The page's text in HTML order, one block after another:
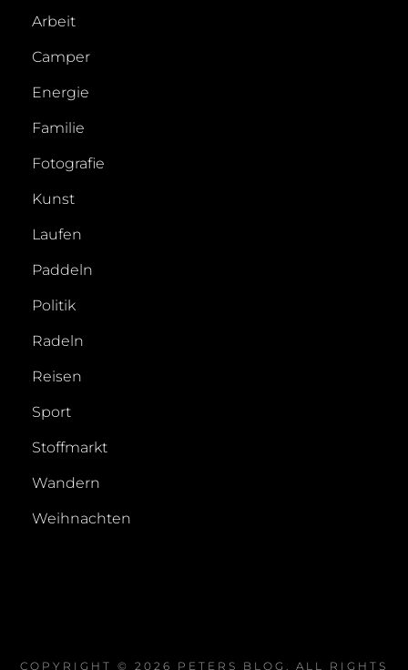
Arbeit
Camper
Energie
Familie
Fotografie
Kunst
Laufen
Paddeln
Politik
Radeln
Reisen
Sport
Stoffmarkt
Wandern
Weihnachten
COPYRIGHT © 2026 PETERS BLOG . ALL RIGHTS